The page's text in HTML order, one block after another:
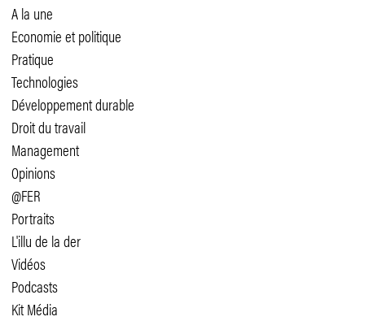
A la une
Economie et politique
Pratique
Technologies
Développement durable
Droit du travail
Management
Opinions
@FER
Portraits
L'illu de la der
Vidéos
Podcasts
Kit Média